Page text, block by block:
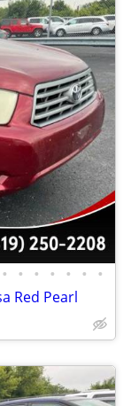
• • • • • • •
Red Pearl